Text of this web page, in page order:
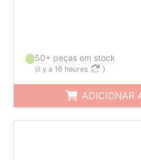
50+ peças em stock
(il y a 16 heures )
ADICIONAR